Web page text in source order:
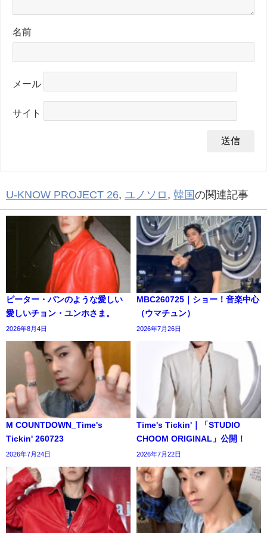
名前
メール
サイト
U-KNOW PROJECT 26, ユノソロ , 韓国の関連記事
ピーター・パンのような愛しい
愛しいチョン・ユンホさま。
2026年8月4日
MBC260725｜ショー！音楽中心
（ウマチュン）
2026年7月26日
M COUNTDOWN_Time's
Tickin' 260723
2026年7月24日
Time's Tickin'｜「STUDIO
CHOOM ORIGINAL」公開！
2026年7月22日